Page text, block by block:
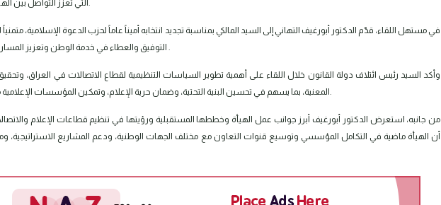
التي تعزز التواصل بين الهيأة والقيادات السياسية والوطنية.
في مستهل اللقاء، قدّم الدكتور أبورغيف التهاني إلى السيد المالكي بمناسبة تجديد انتخابه أميناً عاماً لحزب الدعوة الإسلامية،
التوفيق والعطاء في خدمة الوطن وتعزيز المسار الديمقراطي والمؤسساتي للدولة .
وأكد السيد رئيس ائتلاف دولة القانون خلال اللقاء على أهمية تطوير السياسات التنظيمية لقطاع الاتصالات في العراق،
المعنية، بما يسهم في تحسين البنية التحتية، وضمان حرية الإعلام، وتمكين المؤسسات الإعلامية من أداء دورها بمهنية وموضوعية.
من جانبه، استعرض الدكتور أبورغيف أبرز جوانب عمل الهيأة وخططها المستقبلية ورؤيتها في تنظيم قطاعات الإعلام
أن الهيأة ماضية في التكامل المؤسسي وتوسيع قنوات التعاون مع مختلف الجهات الوطنية، ودعم المشاريع الاستراتيجية،